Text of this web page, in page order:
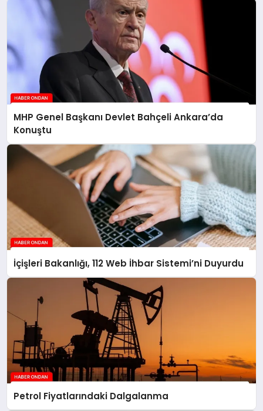
MHP Genel Başkanı Devlet Bahçeli Ankara’da
Konuştu
İçişleri Bakanlığı, 112 Web İhbar Sistemi’ni Duyurdu
Petrol Fiyatlarındaki Dalgalanma